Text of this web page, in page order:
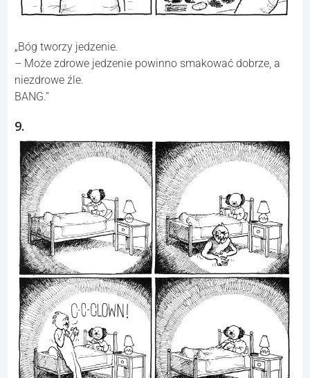
„Bóg tworzy jedzenie.
– Może zdrowe jedzenie powinno smakować dobrze, a
niezdrowe źle.
BANG.”
9.